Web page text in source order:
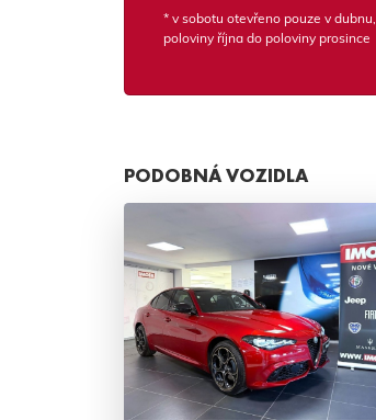
* v sobotu otevřeno pouze v
poloviny října do poloviny prosince
PODOBNÁ VOZIDLA